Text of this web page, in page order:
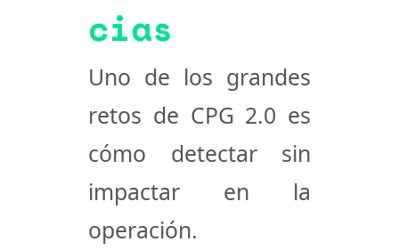
cias
Uno de los grandes
retos de CPG 2.0 es
cómo detectar sin
impactar en la
operación.